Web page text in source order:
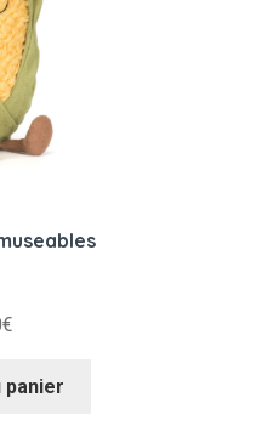
€
panier